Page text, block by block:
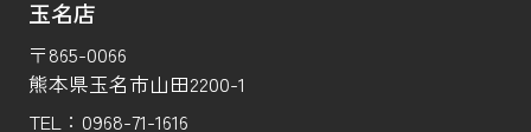
玉名店
〒865-0066
熊本県玉名市山田2200-1
TEL： 0968-71-1616